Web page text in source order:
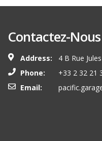
Contactez-Nous
Address:
4 B Rue
Phone:
+33 2 32 21
Email: